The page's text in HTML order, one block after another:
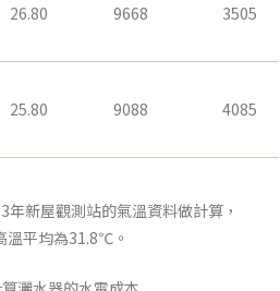
26.80 9668 3505
25.80 9088 4085
年新屋觀測站的氣溫資料做計算，
溫平均為31.8℃。